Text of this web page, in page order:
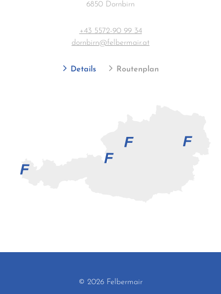
6850 Dornbirn
+43 5572-90 99 34
dornbirn@felbermair.at
Details Routenplan
© 2026 Felbermair